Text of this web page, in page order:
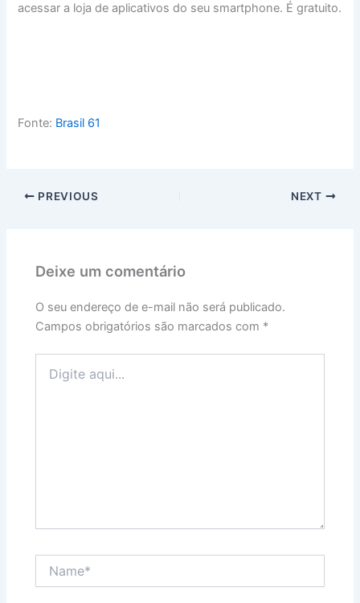
acessar a loja de aplicativos do seu smartphone. É gratuito.
Fonte: Brasil 61
PREVIOUS NEXT
Deixe um comentário
O seu endereço de e-mail não será publicado.
Campos obrigatórios são marcados com *
aqui...